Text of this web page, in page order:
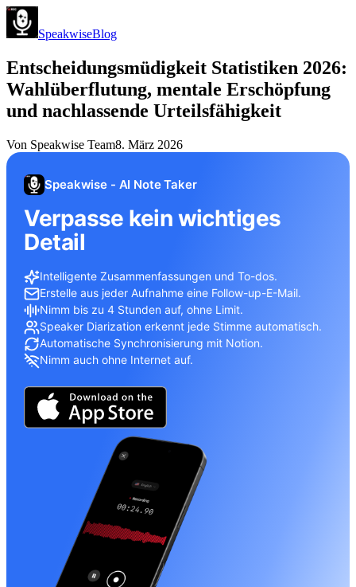
SpeakwiseBlog
Entscheidungsmüdigkeit Statistiken 2026:
Wahlüberflutung, mentale Erschöpfung
und nachlassende Urteilsfähigkeit
Von Speakwise Team8. März 2026
Speakwise - AI Note Taker
Verpasse kein wichtiges
Detail
Intelligente Zusammenfassungen und To-dos.
Erstelle aus jeder Aufnahme eine Follow-up-E-Mail.
Nimm bis zu 4 Stunden auf, ohne Limit.
Speaker Diarization erkennt jede Stimme automatisch.
Automatische Synchronisierung mit Notion.
Nimm auch ohne Internet auf.